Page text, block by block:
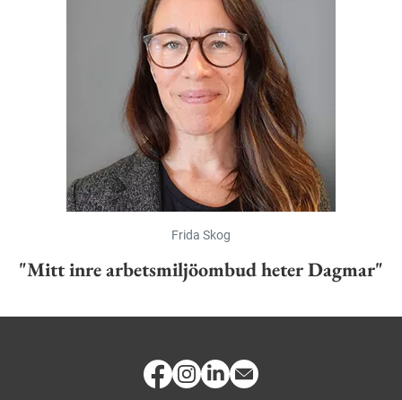
Frida Skog
"Mitt inre arbetsmiljöombud heter Dagmar"